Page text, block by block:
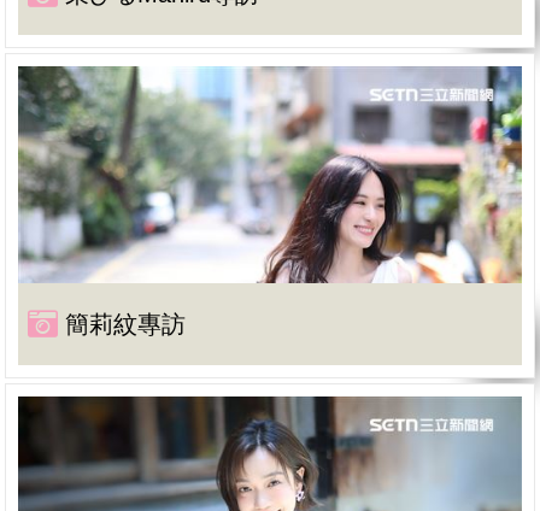
簡莉紋專訪